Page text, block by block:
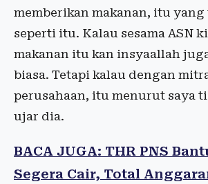
memberikan makanan, itu
seperti itu. Kalau sesama ASN
makanan itu kan insyaallah
biasa. Tetapi kalau dengan
perusahaan, itu menurut saya
ujar dia.
BACA JUGA: THR PNS
Segera Cair, Total